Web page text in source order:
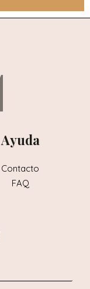
Ayuda
Contacto
FAQ